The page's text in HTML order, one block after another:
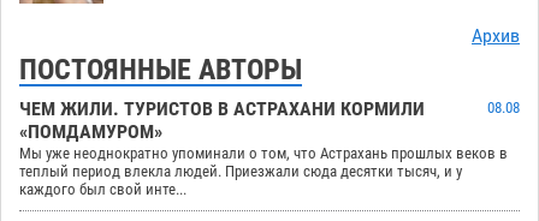
Архив
ПОСТОЯННЫЕ АВТОРЫ
ЧЕМ ЖИЛИ. ТУРИСТОВ В АСТРАХАНИ КОРМИЛИ
«ПОМДАМУРОМ»
08.08
Мы уже неоднократно упоминали о том, что Астрахань прошлых веков в
теплый период влекла людей. Приезжали сюда десятки тысяч, и у
каждого был свой инте...